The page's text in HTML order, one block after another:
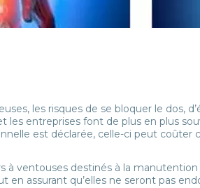
les risques de se bloquer le dos,
les entreprises font de plus en plus
est déclarée, celle-ci peut coûter
ventouses destinés à la manutention
assurant qu’elles ne seront pas